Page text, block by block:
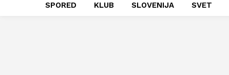
SPORED KLUB SLOVENIJA SVET